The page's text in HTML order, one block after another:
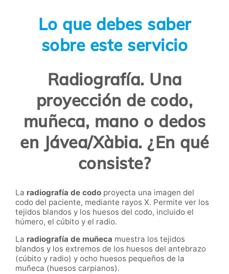
Lo que debes saber
sobre este servicio
Radiografía. Una
proyección de codo,
muñeca, mano o dedos
en Jávea/Xàbia. ¿En qué
consiste?
La radiografía de codo proyecta una imagen del
codo del paciente, mediante rayos X. Permite ver los
tejidos blandos y los huesos del codo, incluido el
húmero, el cúbito y el radio.
La radiografía de muñeca muestra los tejidos
blandos y los extremos de los huesos del antebrazo
(cúbito y radio) y ocho huesos pequeños de la
muñeca (huesos carpianos).